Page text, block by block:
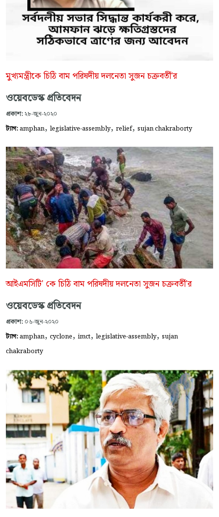
মুখ্যমন্ত্রীকে চিঠি বাম পরিষদীয় দলনেতা সুজন চক্রবর্তী'র
ওয়েবডেস্ক প্রতিবেদন
প্রকাশ: ২৮-জুন-২০২০
ট্যাগ:amphan, legislative-assembly, relief, sujan chakraborty
আইএমসিটি' কে চিঠি বাম পরিষদীয় দলনেতা সুজন চক্রবর্তী'র
ওয়েবডেস্ক প্রতিবেদন
প্রকাশ: ০৬-জুন-২০২০
ট্যাগ:amphan, cyclone, imct, legislative-assembly, sujan
chakraborty